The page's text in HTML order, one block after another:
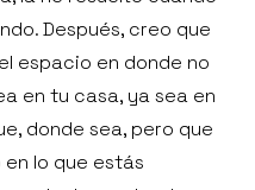
Después, creo que
espacio en donde no
en tu casa, ya sea en
donde sea, pero que
lo que estás